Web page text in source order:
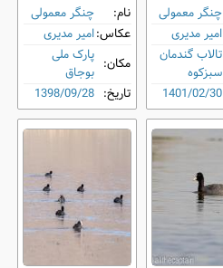
چنگر معمولی
امیر مدیری
تالاب گندمان
سبزکوه
1401/02/30
نام:
چنگر معمولی
عکاس:امیر مدیری
مکان: پارک ملی
بوجاق
تاریخ: 1398/09/28